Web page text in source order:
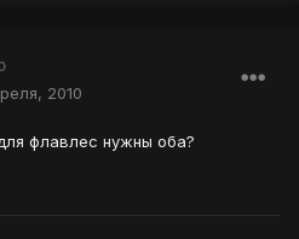
2010
флавлес нужны оба?